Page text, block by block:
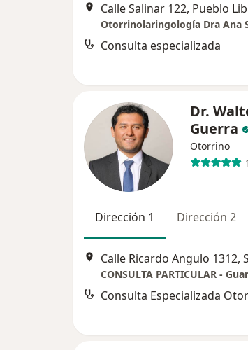
Calle Salinar 122, Pueblo
Otorrinolaringología Dra Ana
Consulta especializada
Dr.
Guerra
Otorrino
Dirección 1 Dirección 2
Calle Ricardo Angulo 1312,
CONSULTA PARTICULAR -